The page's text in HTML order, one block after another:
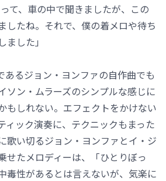
て、車の中で聞きましたが、この
したね。それで、僕の着メロや待ち
ました」
あるジョン・ヨンファの自作曲でも
ソン・ムラーズのシンプルな感じに
もしれない。エフェクトをかけない
ィック演奏に、テクニックもまった
歌い切るジョン・ヨンファとイ・ジ
せたメロディーは、「ひとりぼっ
毒性があるとは言えないが、気楽に